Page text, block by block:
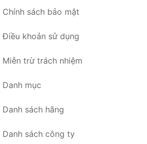
Chính sách bảo mật
Điều khoản sử dụng
Miễn trừ trách nhiệm
Danh mục
Danh sách hãng
Danh sách công ty